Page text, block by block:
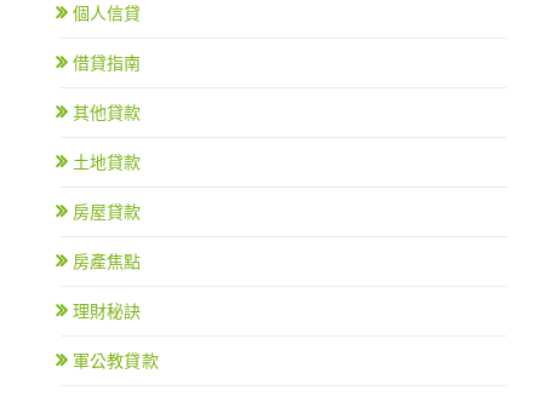
個人信貸
借貸指南
其他貸款
土地貸款
房屋貸款
房產焦點
理財秘訣
軍公教貸款